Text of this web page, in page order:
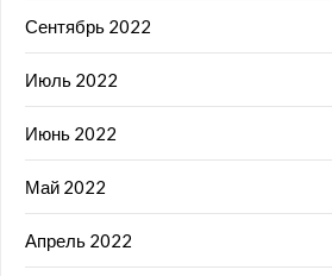
Сентябрь 2022
Июль 2022
Июнь 2022
Май 2022
Апрель 2022